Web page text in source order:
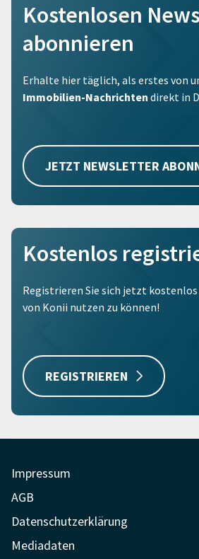
Kostenlosen
abonnieren
Erhalte hier täglich, als erstes von
Immobilien-Nachrichten direkt in
JETZT NEWSLETTER
Kostenlos
Registrieren Sie sich jetzt
von Konii nutzen zu können!
REGISTRIEREN
Impressum
AGB
Datenschutzerklärung
Mediadaten